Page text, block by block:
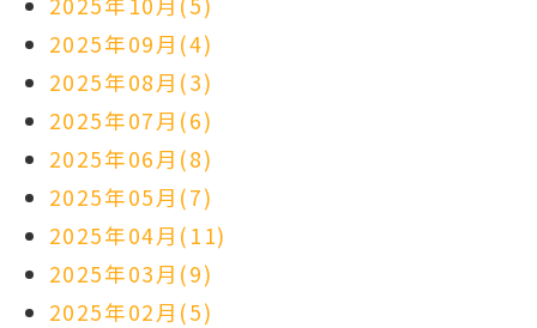
2025年09月(4)
2025年08月(3)
2025年07月(6)
2025年06月(8)
2025年05月(7)
2025年04月(11)
2025年03月(9)
2025年02月(5)